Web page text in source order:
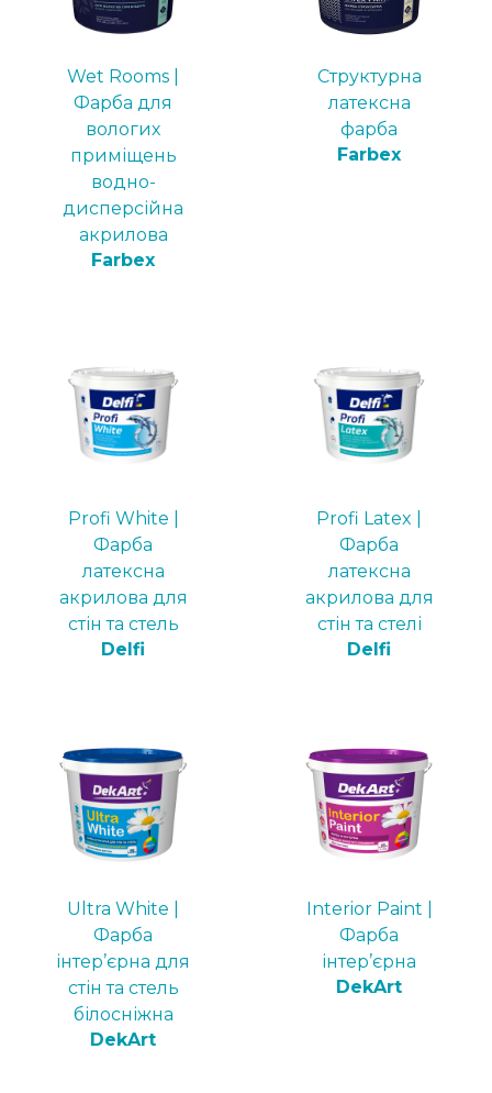
Wet Rooms |
Фарба для
вологих
приміщень
водно-
дисперсійна
акрилова
Farbex
Структурна
латексна
фарба
Farbex
Profi White |
Фарба
латексна
акрилова для
стін та стель
Delfi
Profi Latex |
Фарба
латексна
акрилова для
стін та стелі
Delfi
Ultra White |
Фарба
інтер’єрна для
стін та стель
білосніжна
DekArt
Interior Paint |
Фарба
інтер’єрна
DekArt